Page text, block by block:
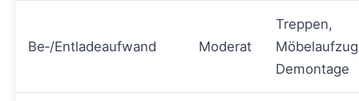
Be‑/Entladeaufwand Moderat
Treppen,
Demontage